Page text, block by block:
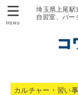
埼玉県上尾駅
自習室、バー
MENU
カルチャー・習い事